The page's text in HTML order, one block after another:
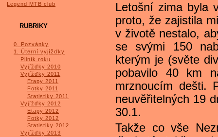
Legend MTB club
RUBRIKY
0. Pozvánky
1. Úterní vyjížďky
Pilník roku
Vyjížďky 2010
Vyjížďky 2011
Etapy 2011
Fotky 2011
Statistiky 2011
Vyjížďky 2012
Etapy 2012
Fotky 2012
Statistiky 2012
Vyjížďky 2013
Letošní zima byla
proto, že zajistila
v životě nestalo,
se svými 150
kterým je (světe
pobavilo 40 km
mrznoucím dešti.
neuvěřitelných 19
30.1.
Takže co vše